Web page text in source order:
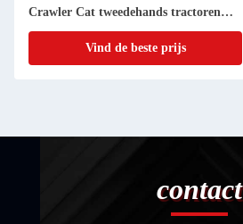
Crawler Cat tweedehands tractoren
Cat320GC voor verkoop Crawler
Vind de beste prijs
contact